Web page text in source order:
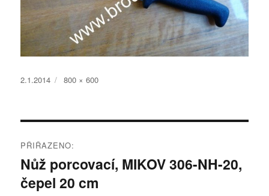
Publikováno:
2.1.2014
Původní
800 × 600
pro
příspěvek
PŘIŘAZENO:
Nůž porcovací, MIKOV 306-NH-20,
čepel 20 cm